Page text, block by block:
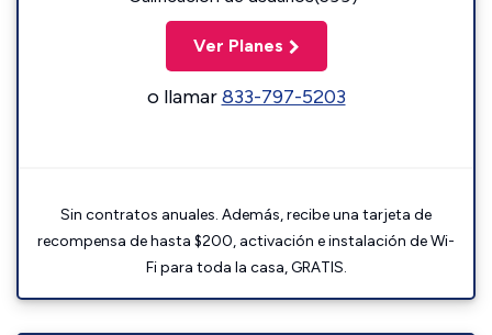
Ver Planes
o llamar833-797-5203
Sin contratos anuales. Además, recibe una tarjeta de
recompensa de hasta $200, activación e instalación de Wi-
Fi para toda la casa, GRATIS.